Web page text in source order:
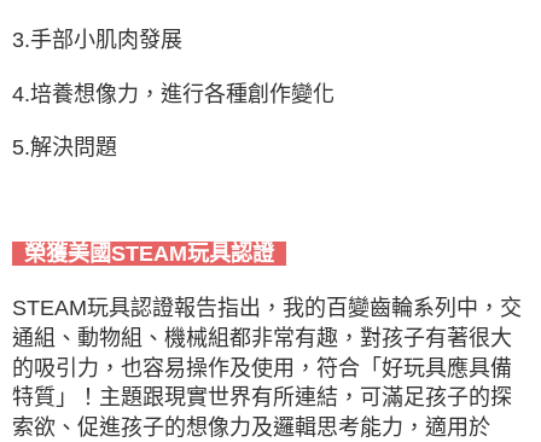
3.手部小肌肉發展
4.培養想像力，進行各種創作變化
5.解決問題
榮獲美國STEAM玩具認證
STEAM玩具認證報告指出，我的百變齒輪系列中，交
通組、動物組、機械組都非常有趣，對孩子有著很大
的吸引力，也容易操作及使用，符合「好玩具應具備
特質」！主題跟現實世界有所連結，可滿足孩子的探
索欲、促進孩子的想像力及邏輯思考能力，適用於